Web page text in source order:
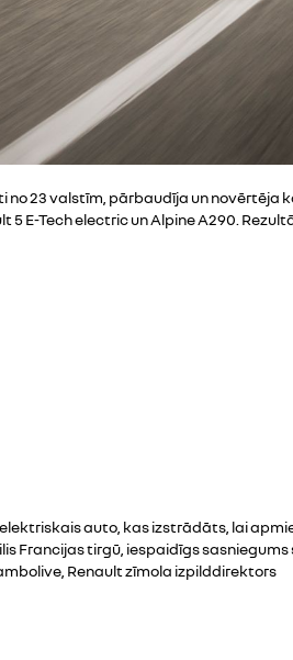
no 23 valstīm, pārbaudīja un novērtēja
E-Tech electric un Alpine A290.
elektriskais auto, kas izstrādāts, lai
Francijas tirgū, iespaidīgs
Renault zīmola izpilddirektors